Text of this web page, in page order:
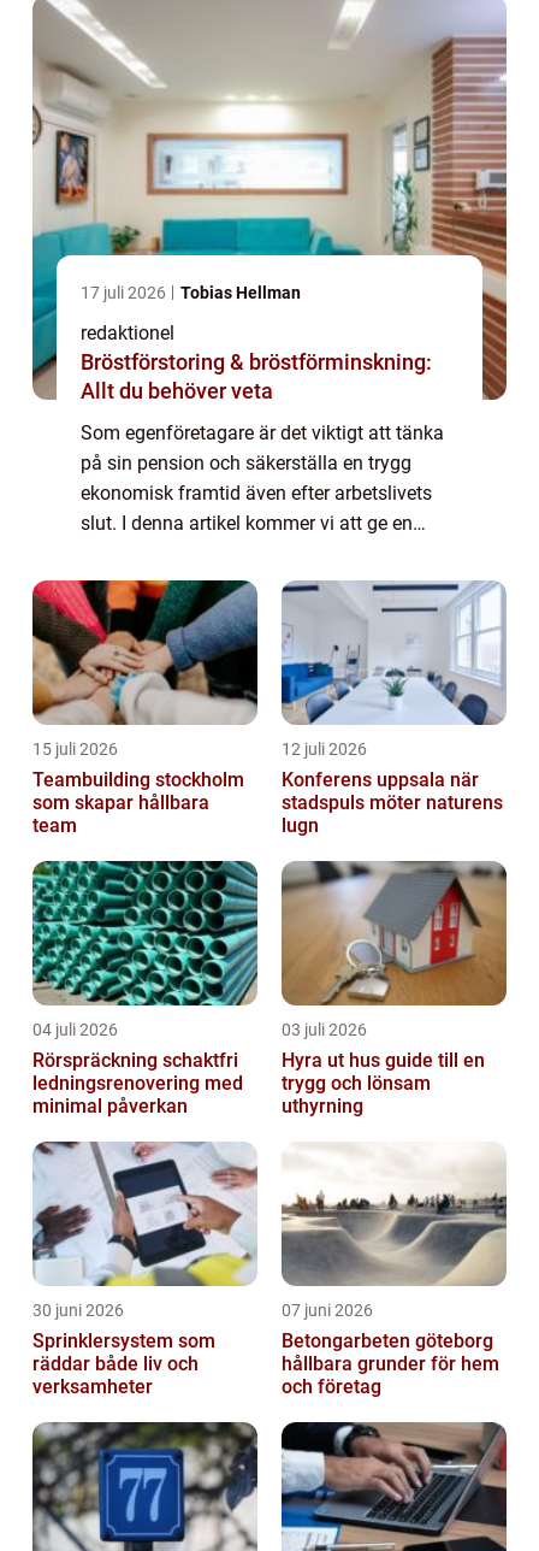
17 juli 2026 Tobias Hellman
redaktionel
Bröstförstoring & bröstförminskning:
Allt du behöver veta
Som egenföretagare är det viktigt att tänka
på sin pension och säkerställa en trygg
ekonomisk framtid även efter arbetslivets
slut. I denna artikel kommer vi att ge en
”egenföretagare pension” och analysera de
...
15 juli 2026
Teambuilding stockholm
som skapar hållbara
team
12 juli 2026
Konferens uppsala när
stadspuls möter naturens
lugn
04 juli 2026
Rörspräckning schaktfri
ledningsrenovering med
minimal påverkan
03 juli 2026
Hyra ut hus guide till en
trygg och lönsam
uthyrning
30 juni 2026
Sprinklersystem som
räddar både liv och
verksamheter
07 juni 2026
Betongarbeten göteborg
hållbara grunder för hem
och företag